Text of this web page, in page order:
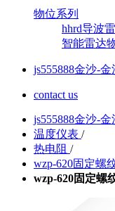
物位系列
hhrd导波
智能雷达
js555888金沙-金
contact us
js555888金沙-金
温度仪表 /
热电阻 /
wzp-620固定螺
wzp-620固定螺